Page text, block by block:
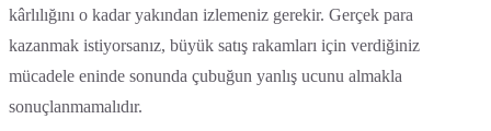
kârlılığını o kadar yakından izlemeniz gerekir. Gerçek para
kazanmak istiyorsanız, büyük satış rakamları için verdiğiniz
mücadele eninde sonunda çubuğun yanlış ucunu almakla
sonuçlanmamalıdır.